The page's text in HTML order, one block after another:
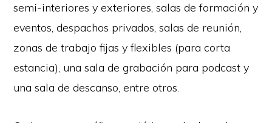
semi-interiores y exteriores, salas de formación y
eventos, despachos privados, salas de reunión,
zonas de trabajo fijas y flexibles (para corta
estancia), una sala de grabación para podcast y
una sala de descanso, entre otros.